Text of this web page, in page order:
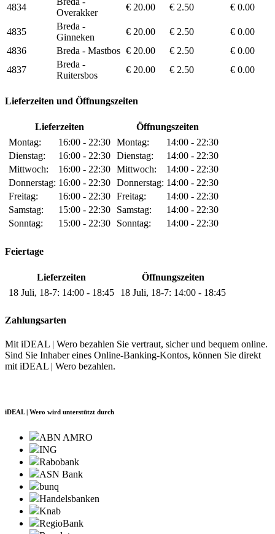
4834
Overakker
€ 20.00 € 2.50 € 0.00
4835
Breda -
Ginneken
€ 20.00 € 2.50
€ 0.00
4836
Breda - Mastbos € 20.00 € 2.50
€ 0.00
4837
Breda -
Ruitersbos
€ 20.00 € 2.50 € 0.00
Lieferzeiten und Öffnungszeiten
Lieferzeiten
Öffnungszeiten
Montag:
16:00 - 22:30
Dienstag:
16:00 - 22:30
Mittwoch:
16:00 - 22:30
Donnerstag: 16:00 - 22:30
Freitag:
16:00 - 22:30
Samstag:
15:00 - 22:30
Sonntag:
15:00 - 22:30
Montag:
14:00 - 22:30
Dienstag:
14:00 - 22:30
Mittwoch:
14:00 - 22:30
Donnerstag: 14:00 - 22:30
Freitag:
14:00 - 22:30
Samstag:
14:00 - 22:30
Sonntag:
14:00 - 22:30
Feiertage
Lieferzeiten
Öffnungszeiten
18 Juli, 18-7: 14:00 - 18:45 18 Juli, 18-7: 14:00 - 18:45
Zahlungsarten
Mit iDEAL | Wero bezahlen Sie vertraut, sicher und bequem online.
Sind Sie Inhaber eines Online-Banking-Kontos, können Sie direkt
mit iDEAL | Wero bezahlen.
iDEAL | Wero wird unterstützt durch
ABN AMRO
ING
Rabobank
ASN Bank
bunq
Handelsbanken
Knab
RegioBank